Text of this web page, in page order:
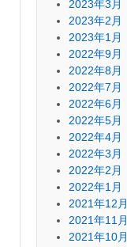
2023年3月
2023年2月
2023年1月
2022年9月
2022年8月
2022年7月
2022年6月
2022年5月
2022年4月
2022年3月
2022年2月
2022年1月
2021年12月
2021年11月
2021年10月